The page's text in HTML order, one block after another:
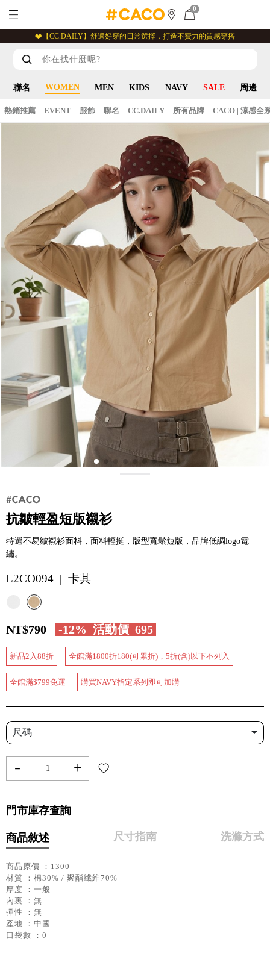
0
❤️【CC.DAILY】舒適好穿的日常選擇，打造不費力的質感穿搭
聯名 WOMEN MEN KIDS NAVY SALE 周邊
熱銷推薦 EVENT 服飾 聯名 CC.DAILY 所有品牌 CACO | 涼感全
抗皺輕盈短版襯衫
特選不易皺襯衫面料，面料輕挺，版型寬鬆短版，品牌低調logo電
繡。
L2CO094 | 卡其
NT$790 -12% 活動價 695
新品2入88折 全館滿1800折180(可累折)，5折(含)以下不列入
全館滿$799免運 購買NAVY指定系列即可加購
尺碼
- +
門市庫存查詢
商品敘述 尺寸指南 洗滌方式
商品原價 ：1300
材質 ：棉30% / 聚酯纖維70%
厚度 ：一般
內裏 ：無
彈性 ：無
產地 ：中國
口袋數 ：0